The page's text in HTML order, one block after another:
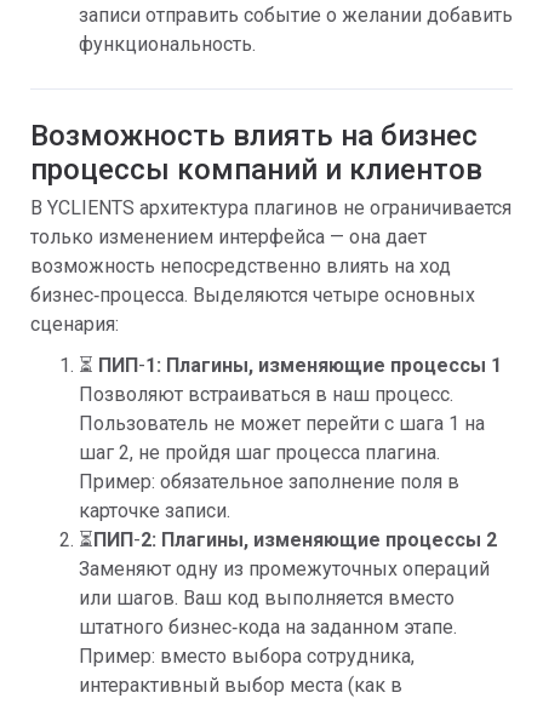
записи отправить событие о желании добавить
функциональность.
Возможность влиять на бизнес
процессы компаний и клиентов
В YCLIENTS архитектура плагинов не ограничивается
только изменением интерфейса — она дает
возможность непосредственно влиять на ход
бизнес‑процесса. Выделяются четыре основных
сценария:
⏳ ПИП-1: Плагины, изменяющие процессы 1
Позволяют встраиваться в наш процесс.
Пользователь не может перейти с шага 1 на
шаг 2, не пройдя шаг процесса плагина.
Пример: обязательное заполнение поля в
карточке записи.
⏳ПИП-2: Плагины, изменяющие процессы 2
Заменяют одну из промежуточных операций
или шагов. Ваш код выполняется вместо
штатного бизнес‑кода на заданном этапе.
Пример: вместо выбора сотрудника,
интерактивный выбор места (как в